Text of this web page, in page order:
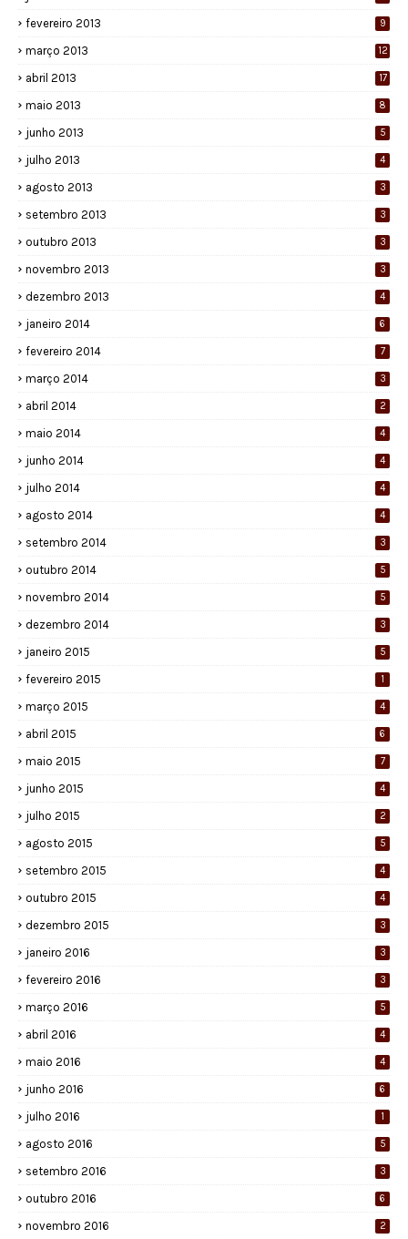
fevereiro 2013 9
março 2013 12
abril 2013 17
maio 2013 8
junho 2013 5
julho 2013 4
agosto 2013 3
setembro 2013 3
outubro 2013 3
novembro 2013 3
dezembro 2013 4
janeiro 2014 6
fevereiro 2014 7
março 2014 3
abril 2014 2
maio 2014 4
junho 2014 4
julho 2014 4
agosto 2014 4
setembro 2014 3
outubro 2014 5
novembro 2014 5
dezembro 2014 3
janeiro 2015 5
fevereiro 2015 1
março 2015 4
abril 2015 6
maio 2015 7
junho 2015 4
julho 2015 2
agosto 2015 5
setembro 2015 4
outubro 2015 4
dezembro 2015 3
janeiro 2016 3
fevereiro 2016 3
março 2016 5
abril 2016 4
maio 2016 4
junho 2016 6
julho 2016 1
agosto 2016 5
setembro 2016 3
outubro 2016 6
novembro 2016 2